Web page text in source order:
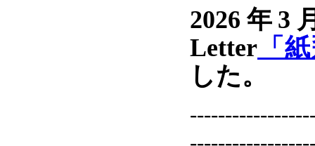
2026年3
Letter 「
した。